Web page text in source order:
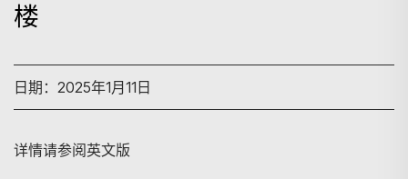
楼
日期：2025年1月11日
详情请参阅英文版